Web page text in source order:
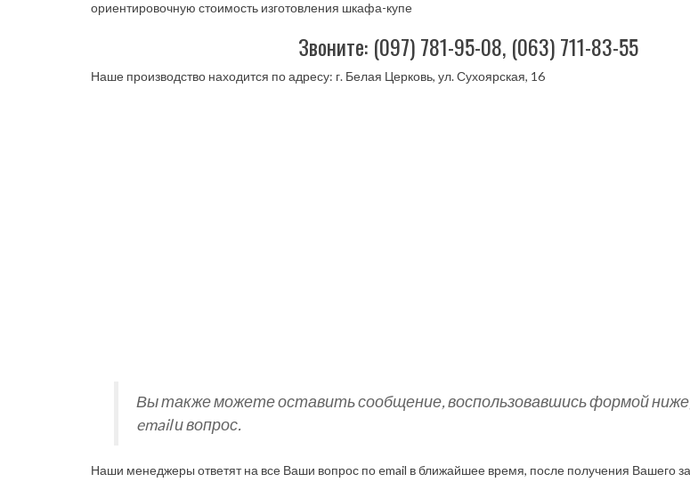
ориентировочную стоимость изготовления шкафа-купе
Звоните: (097) 781-95-08, (063) 711-83-55
Наше производство находится по адресу: г. Белая Церковь, ул. Сухоярская, 16
Вы также можете оставить сообщение, воспользовавшись формой ниже,
email и вопрос.
Наши менеджеры ответят на все Ваши вопрос по email в ближайшее время, после получения Вашего